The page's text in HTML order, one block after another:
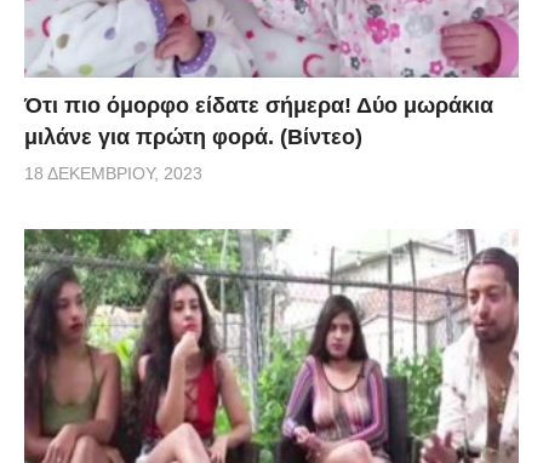
Ότι πιο όμορφο είδατε σήμερα! Δύο μωράκια
μιλάνε για πρώτη φορά. (Βίντεο)
18 ΔΕΚΕΜΒΡΊΟΥ, 2023